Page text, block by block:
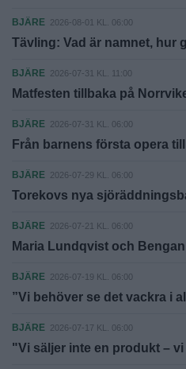
BJÄRE 2026-08-01 KL. 06:00
Tävling: Vad är namnet, hur
BJÄRE 2026-07-31 KL. 11:00
Matfesten tillbaka på
BJÄRE 2026-07-31 KL. 06:00
Från barnens första opera
BJÄRE 2026-07-29 KL. 06:00
Torekovs nya
BJÄRE 2026-07-21 KL. 06:00
Maria Lundqvist och
BJÄRE 2026-07-19 KL. 06:00
”Vi behöver se det vackra i
BJÄRE 2026-07-17 KL. 06:00
"Vi säljer inte en produkt –